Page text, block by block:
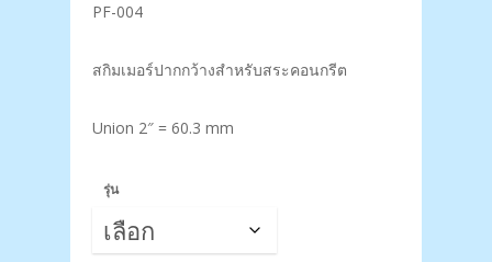
PF-004
สกิมเมอร์ปากกว้างสำหรับสระคอนกรีต
Union 2″ = 60.3 mm
รุ่น